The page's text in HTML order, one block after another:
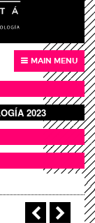
MAIN MENU
2023
‹